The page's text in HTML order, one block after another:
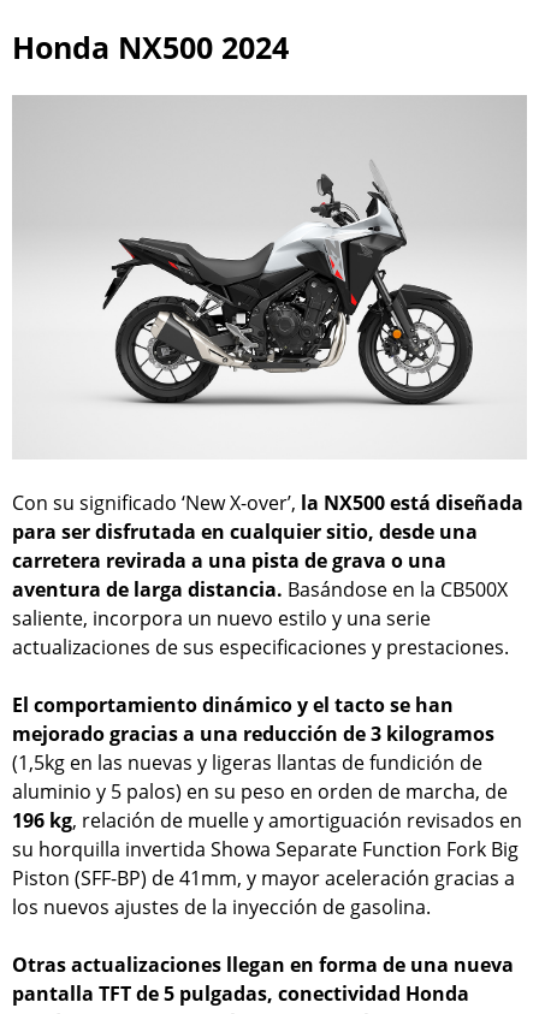
Honda NX500 2024
Con su significado ‘New X-over’, la NX500 está diseñada
para ser disfrutada en cualquier sitio, desde una
carretera revirada a una pista de grava o una
aventura de larga distancia. Basándose en la CB500X
saliente, incorpora un nuevo estilo y una serie
actualizaciones de sus especificaciones y prestaciones.
El comportamiento dinámico y el tacto se han
mejorado gracias a una reducción de 3 kilogramos
(1,5kg en las nuevas y ligeras llantas de fundición de
aluminio y 5 palos) en su peso en orden de marcha, de
196 kg, relación de muelle y amortiguación revisados en
su horquilla invertida Showa Separate Function Fork Big
Piston (SFF-BP) de 41mm, y mayor aceleración gracias a
los nuevos ajustes de la inyección de gasolina.
Otras actualizaciones llegan en forma de una nueva
pantalla TFT de 5 pulgadas, conectividad Honda